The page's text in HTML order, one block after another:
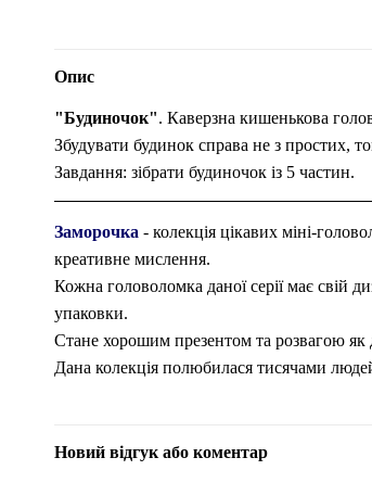
Опис
"Будиночок". Каверзна кишенькова
Збудувати будинок справа не з простих,
Завдання: зібрати будиночок із 5 частин.
Заморочка - колекція цікавих міні-
креативне мислення.
Кожна головоломка даної серії має свій
упаковки.
Стане хорошим презентом та розвагою як
Дана колекція полюбилася тисячами
Новий відгук або коментар